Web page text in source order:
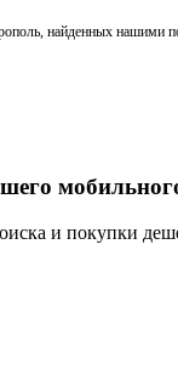
найденных нашими
и покупки